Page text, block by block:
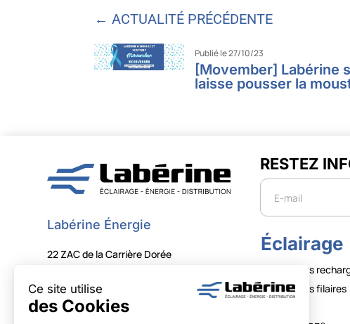
← ACTUALITÉ PRÉCÉDENTE
Publié le 27/10/23
[Movember] Labérine
laisse pousser la
Labérine Énergie
22 ZAC de la Carrière Dorée
+33 (0)3 20 61 68 00
contact@laberine.com
RESTEZ
Newsletter
Éclairage
Projecteurs
Projecteurs filaires